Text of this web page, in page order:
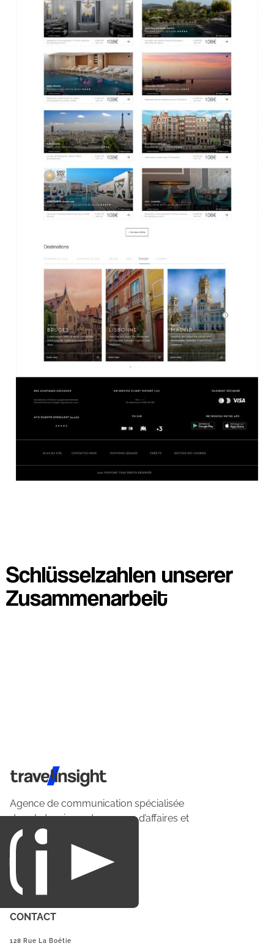
Schlüsselzahlen unserer
Zusammenarbeit
Travel Insight
Agence de communication spécialisée
dans le tourisme du voyage d’affaires et
du loisirs.
CONTACT
128 Rue La Boétie